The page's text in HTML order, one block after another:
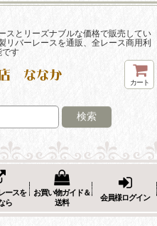
スとリーズナブルな価格で販売してい
リバーレースを通販、全レース商用利
です
カート
検索
ースを
ら
お買い物ガイド＆
送料
会員様ログイン